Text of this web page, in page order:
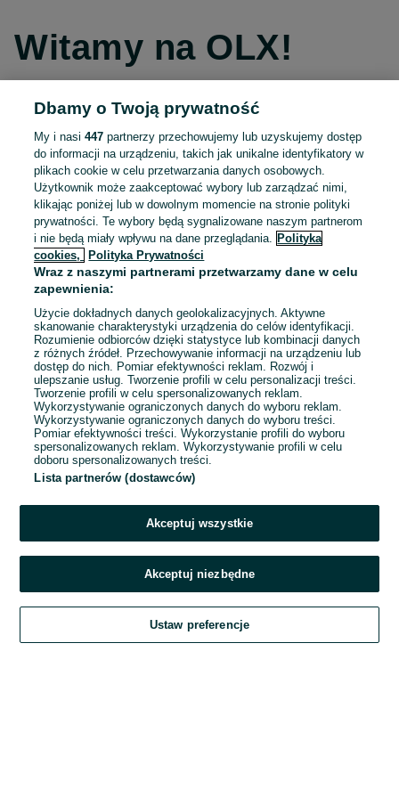
Witamy na OLX!
Kontynuuj przez Facebooka
Kontynuuj przez konto Apple
Kontynuuj przez konto Google
LUB
E-mail
Hasło
Zaloguj się
Kontynuując za pośrednictwem jednego z dostawców wskazanych powyżej,
OLX.pl w jego aktualnym brzmieniu.
Dbamy o Twoją prywatność
My i nasi447 partnerzy przechowujemy lub uzyskujemy dostęp
do informacji na urządzeniu, takich jak unikalne identyfikatory w
plikach cookie w celu przetwarzania danych osobowych.
Użytkownik może zaakceptować wybory lub zarządzać nimi,
klikając poniżej lub w dowolnym momencie na stronie polityki
prywatności. Te wybory będą sygnalizowane naszym partnerom
i nie będą miały wpływu na dane przeglądania.
Polityka
cookies,
Polityka Prywatności
Wraz z naszymi partnerami przetwarzamy dane w celu
zapewnienia:
Użycie dokładnych danych geolokalizacyjnych. Aktywne
skanowanie charakterystyki urządzenia do celów identyfikacji.
Rozumienie odbiorców dzięki statystyce lub kombinacji danych
z różnych źródeł. Przechowywanie informacji na urządzeniu lub
dostęp do nich. Pomiar efektywności reklam. Rozwój i
ulepszanie usług. Tworzenie profili w celu personalizacji treści.
Tworzenie profili w celu spersonalizowanych reklam.
Wykorzystywanie ograniczonych danych do wyboru reklam.
Wykorzystywanie ograniczonych danych do wyboru treści.
Pomiar efektywności treści. Wykorzystanie profili do wyboru
spersonalizowanych reklam. Wykorzystywanie profili w celu
doboru spersonalizowanych treści.
Lista partnerów (dostawców)
Akceptuj wszystkie
Akceptuj niezbędne
Ustaw preferencje